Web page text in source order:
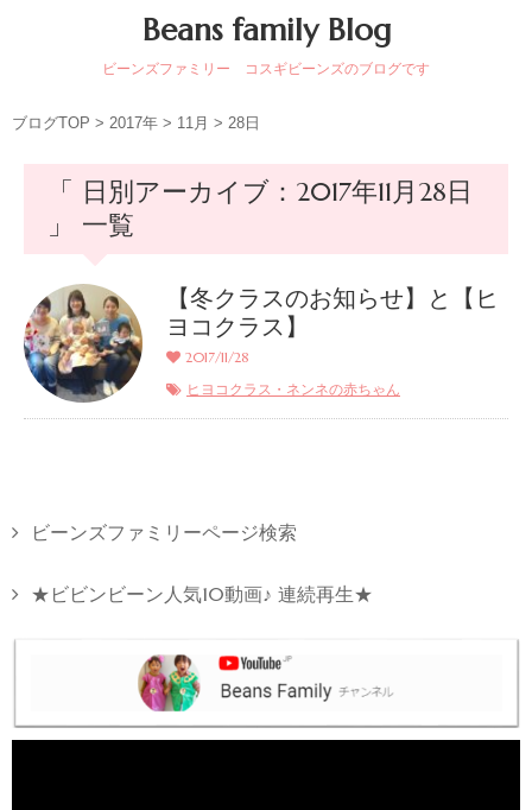
Beans family Blog
ビーンズファミリー コスギビーンズのブログです
ブログTOP > 2017年 > 11月 > 28日
「 日別アーカイブ：2017年11月28日
」 一覧
【冬クラスのお知らせ】と【ヒ
ヨコクラス】
2017/11/28
ヒヨコクラス・ネンネの赤ちゃん
ビーンズファミリーページ検索
★ビビンビーン人気10動画♪ 連続再生★